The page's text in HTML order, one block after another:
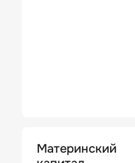
Материнский